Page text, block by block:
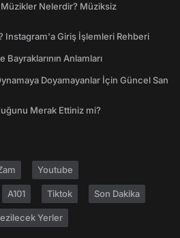
Müzikler Nelerdir? Müziksiz
Instagram'a Giriş İşlemleri Rehberi
Bayraklarının Anlamları
Doyamayanlar İçin Güncel San
Merak Ettiniz mi?
Youtube
A101 Tiktok Son Dakika
Yerler